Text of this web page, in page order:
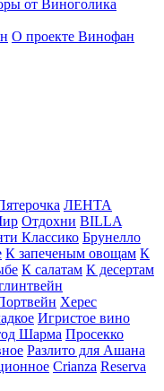
от Виноголика
О проекте Винофан
ЛЕНТА
Отдохни BILLA
Классико Брунелло
К запеченым овощам К
К салатам К десертам
Херес
Игристое вино
Шарма Просекко
Разлито для Ашана
Crianza Reserva